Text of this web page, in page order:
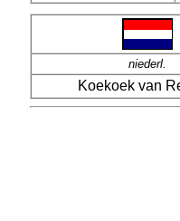
niederl.
Koekoek van